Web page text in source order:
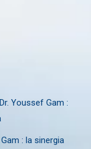
Youssef Gam :
: la sinergia